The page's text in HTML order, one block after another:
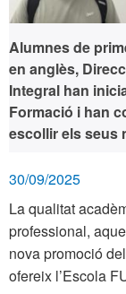
Alumnes de
en anglès,
Integral han
Formació i han
escollir els seus
30/09/2025
La qualitat
professional,
nova promoció
ofereix l’Escola